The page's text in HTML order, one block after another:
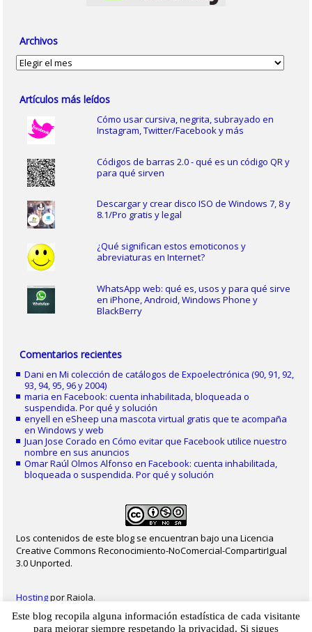
Archivos
Archivos
Artículos más leídos
Cómo usar cursiva, negrita, subrayado en
Instagram, Twitter/Facebook y más
Códigos de barras 2.0 - qué es un código QR y
para qué sirven
Descargar y crear disco ISO de Windows 7, 8 y
8.1/Pro gratis y legal
¿Qué significan estos emoticonos y
abreviaturas en Internet?
WhatsApp web: qué es, usos y para qué sirve
en iPhone, Android, Windows Phone y
BlackBerry
Comentarios recientes
Dani enMi colección de catálogos de Expoelectrónica (90, 91, 92,
93, 94, 95, 96 y 2004)
maria enFacebook: cuenta inhabilitada, bloqueada o
suspendida. Por qué y solución
enyell eneSheep una mascota virtual gratis que te acompaña
en Windows y web
Juan Jose Corado enCómo evitar que Facebook utilice nuestro
nombre en sus anuncios
Omar Raúl Olmos Alfonso enFacebook: cuenta inhabilitada,
bloqueada o suspendida. Por qué y solución
Los contenidos de este blog se encuentran bajo una Licencia
Creative Commons Reconocimiento-NoComercial-CompartirIgual
3.0 Unported.
Hostingpor Raiola.
2023 - Christian Delgado von Eitzen|Inicio | Contacto | Mapa web|Aviso legal
Este blog recopila alguna información estadística de cada visitante
para mejorar siempre respetando la privacidad. Si sigues